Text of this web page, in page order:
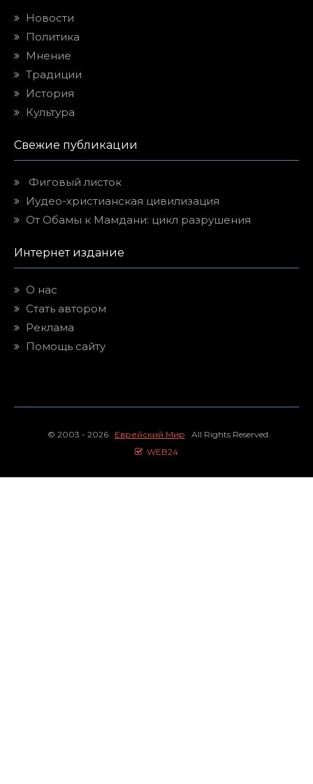
Новости
Политика
Мнение
Традиции
История
Культура
Свежие публикации
Фиговый листок
Иудео-христианская цивилизация
От Обамы к Мамдани: цикл разрушения
Интернет издание
О нас
Стать автором
Реклама
Помощь сайту
© 2003 - 2026 Еврейский Мир All Rights Reserved.
WEB24